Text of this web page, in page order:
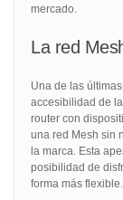
mercado.
La red
Una de las
accesibilidad de
router con
una red Mesh sin
la marca. Esta
posibilidad de
forma más flexible.